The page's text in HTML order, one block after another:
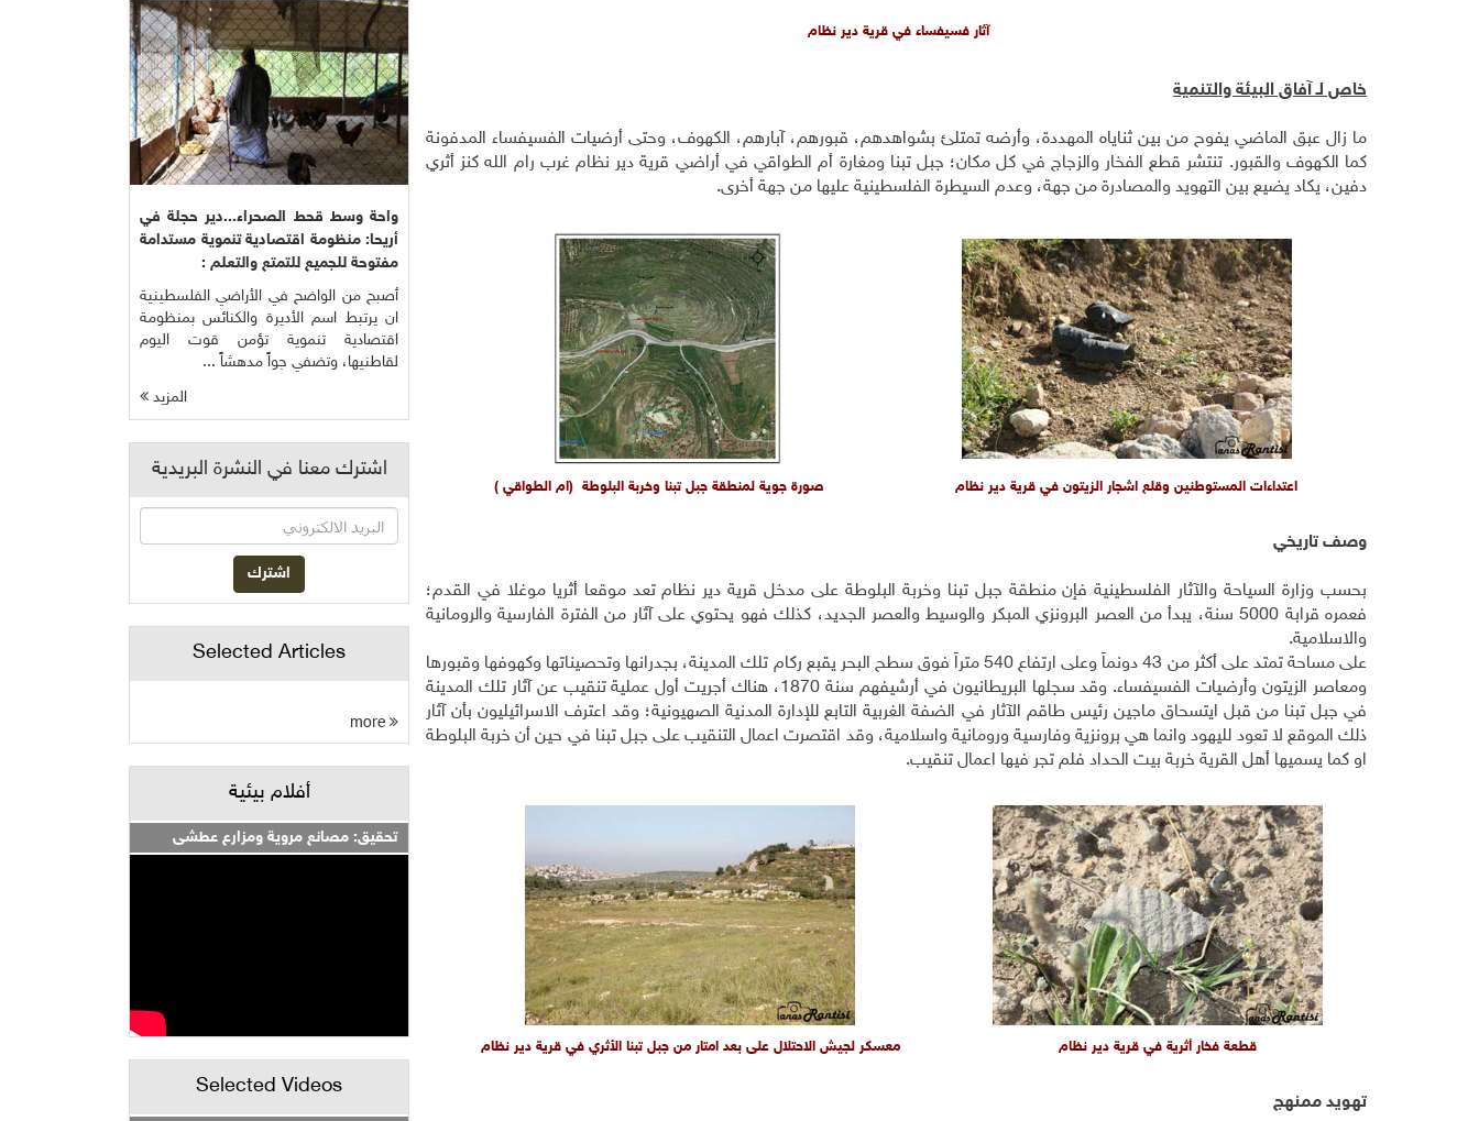
آثار فسيفساء في قرية دير نظام
خاص لـ آفاق البيئة والتنمية
ما زال عبق الماضي يفوح من بين ثناياه المهددة، وأرضه تمتلئ بشواهدهم، قبورهم، آبارهم، الكهوف، وحتى أرضيات الفسيفساء المدفونة
كما الكهوف والقبور. تنتشر قطع الفخار والزجاج في كل مكان؛ جبل تبنا ومغارة أم الطواقي في أراضي قرية دير نظام غرب رام الله كنز أثري
دفين، يكاد يضيع بين التهويد والمصادرة من جهة، وعدم السيطرة الفلسطينية عليها من جهة أخرى.
اعتداءات المستوطنين وقلع اشجار الزيتون في قرية دير نظام صورة جوية لمنطقة جبل تبنا وخربة البلوطة (ام الطواقي )
وصف تاريخي
بحسب وزارة السياحة والآثار الفلسطينية فإن منطقة جبل تبنا وخربة البلوطة على مدخل قرية دير نظام تعد موقعا أثريا موغلا في القدم؛
فعمره قرابة 5000 سنة، يبدأ من العصر البرونزي المبكر والوسيط والعصر الجديد، كذلك فهو يحتوي على آثار من الفترة الفارسية والرومانية
والاسلامية.
على مساحة تمتد على أكثر من 43 دونماً وعلى ارتفاع 540 متراً فوق سطح البحر يقبع ركام تلك المدينة، بجدرانها وتحصيناتها وكهوفها وقبورها
ومعاصر الزيتون وأرضيات الفسيفساء. وقد سجلها البريطانيون في أرشيفهم سنة 1870، هناك أجريت أول عملية تنقيب عن آثار تلك المدينة
في جبل تبنا من قبل ايتسحاق ماجين رئيس طاقم الآثار في الضفة الغربية التابع للإدارة المدنية الصهيونية؛ وقد اعترف الاسرائيليون بأن آثار
ذلك الموقع لا تعود لليهود وانما هي برونزية وفارسية ورومانية واسلامية، وقد اقتصرت اعمال التنقيب على جبل تبنا في حين أن خربة البلوطة
او كما يسميها أهل القرية خربة بيت الحداد فلم تجر فيها اعمال تنقيب.
قطعة فخار أثرية في قرية دير نظام معسكر لجيش الاحتلال على بعد امتار من جبل تبنا الأثري في قرية دير نظام
تهويد ممنهج
واحة وسط قحط الصحراء...دير حجلة في
أريحا: منظومة اقتصادية تنموية مستدامة
مفتوحة للجميع للتمتع والتعلم :
أصبح من الواضح في الأراضي الفلسطينية
ان يرتبط اسم الأديرة والكنائس بمنظومة
اقتصادية تنموية تؤمن قوت اليوم
لقاطنيها، وتضفي جواً مدهشاً ...
المزيد
اشترك معنا في النشرة البريدية
Selected Articles
أفلام بيئية
تحقيق: مصانع مروية ومزارع عطشى
Selected Videos